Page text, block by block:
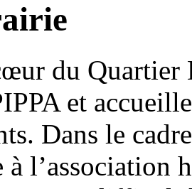
du Quartier
et
Dans le
à l’association